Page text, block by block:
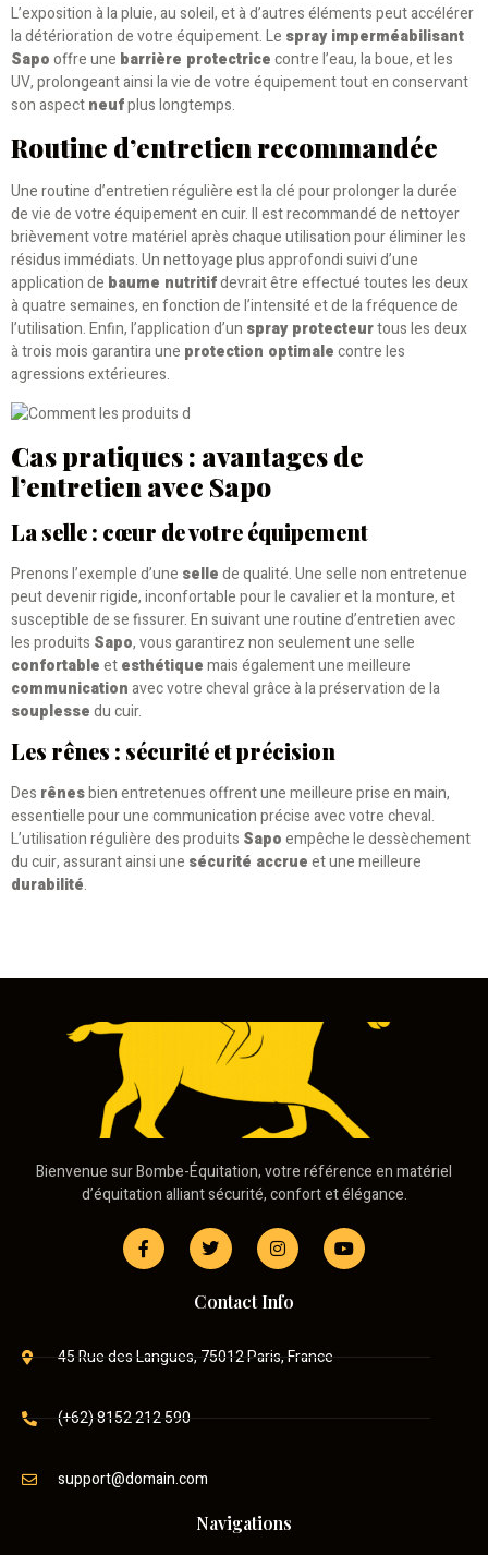
L’exposition à la pluie, au soleil, et à d’autres éléments peut accélérer
la détérioration de votre équipement. Le spray imperméabilisant
Sapooffre une barrière protectricecontre l’eau, la boue, et les
UV, prolongeant ainsi la vie de votre équipement tout en conservant
son aspectneufplus longtemps.
Routine d’entretien recommandée
Une routine d’entretien régulière est la clé pour prolonger la durée
de vie de votre équipement en cuir. Il est recommandé de nettoyer
brièvement votre matériel après chaque utilisation pour éliminer les
résidus immédiats. Un nettoyage plus approfondi suivi d’une
application de baume nutritifdevrait être effectué toutes les deux
à quatre semaines, en fonction de l’intensité et de la fréquence de
l’utilisation. Enfin, l’application d’un spray protecteurtous les deux
à trois mois garantira une protection optimalecontre les
agressions extérieures.
Cas pratiques : avantages de
l’entretien avec Sapo
La selle : cœur de votre équipement
Prenons l’exemple d’une sellede qualité. Une selle non entretenue
peut devenir rigide, inconfortable pour le cavalier et la monture, et
susceptible de se fissurer. En suivant une routine d’entretien avec
les produits Sapo, vous garantirez non seulement une selle
confortableetesthétiquemais également une meilleure
communicationavec votre cheval grâce à la préservation de la
souplessedu cuir.
Les rênes : sécurité et précision
Des rênesbien entretenues offrent une meilleure prise en main,
essentielle pour une communication précise avec votre cheval.
L’utilisation régulière des produits Sapoempêche le dessèchement
du cuir, assurant ainsi une sécurité accrueet une meilleure
durabilité.
Bienvenue sur Bombe-Équitation, votre référence en matériel
d’équitation alliant sécurité, confort et élégance.
Contact Info
45 Rue des Langues, 75012 Paris, France
(+62) 8152 212 590
support@domain.com
Navigations